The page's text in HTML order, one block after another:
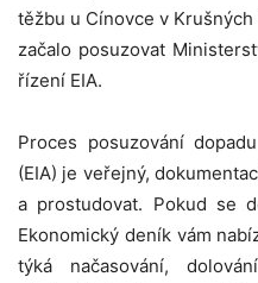
těžbu u Cínovce v
začalo posuzovat
řízení EIA.
Proces posuzování
(EIA) je veřejný,
a prostudovat. Pokud se
Ekonomický deník vám
týká načasování,